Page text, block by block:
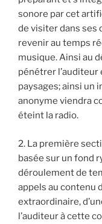
sonore par cet
de visiter dans ses
revenir au temps
musique. Ainsi au
pénétrer l’auditeur
paysages; ainsi un
anonyme viendra
éteint la radio.
2. La première
basée sur un fond
déroulement de
appels au contenu
extraordinaire,
l’auditeur à cette